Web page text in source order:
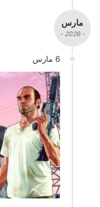
مارس
- 2026 -
6 مارس